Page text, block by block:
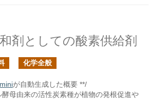
剤としての酸素供給剤
化学全般
が自動生成した概要 **/
酵母由来の活性炭素種が植物の発根促進や